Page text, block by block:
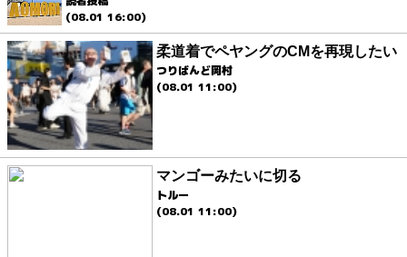
(08.01 16:00)
柔道着でペヤングのCMを再現したい
つりばんど岡村
(08.01 11:00)
マンゴーみたいに切る
トルー
(08.01 11:00)